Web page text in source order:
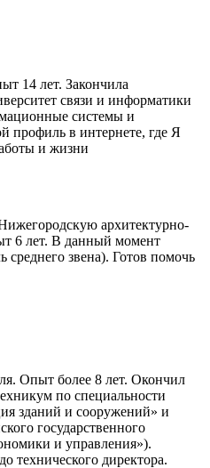
14 лет. Закончила
связи и информатики
системы и
профиль в интернете, где Я
и жизни
архитектурно-
6 лет. В данный момент
звена). Готов помочь
Опыт более 8 лет. Окончил
по специальности
зданий и сооружений» и
государственного
и управления»).
технического директора.